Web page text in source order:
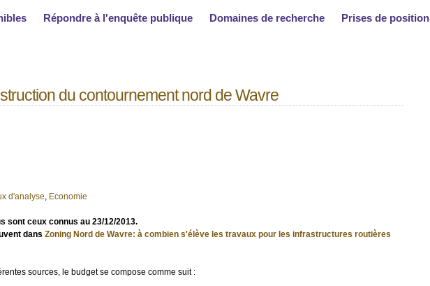
Répondre à l'enquête publique Domaines de recherche Prises de position
du contournement nord de Wavre
d'analyse, Economie
sont ceux connus au 23/12/2013.
dans Zoning Nord de Wavre: à combien s'élève les travaux pour les infrastructures routières
sources, le budget se compose comme suit :